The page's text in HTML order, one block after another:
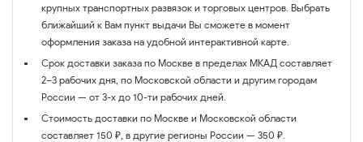
крупных транспортных развязок и торговых центров. Выбрать
ближайший к Вам пункт выдачи Вы сможете в момент
оформления заказа на удобной интерактивной карте.
Срок доставки заказа по Москве в пределах МКАД составляет
2–3 рабочих дня, по Московской области и другим городам
России — от 3-х до 10-ти рабочих дней.
Стоимость доставки по Москве и Московской области
составляет 150 ₽, в другие регионы России — 350 ₽.